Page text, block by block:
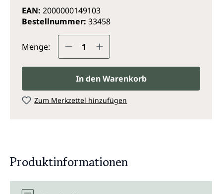
EAN: 2000000149103
Bestellnummer: 33458
Menge: Produkt Anzahl: Gib den
In den Warenkorb
Zum Merkzettel hinzufügen
Produktinformationen